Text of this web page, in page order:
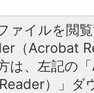
ァイルを閲
（Acrobat
は、左記の
）」ダ